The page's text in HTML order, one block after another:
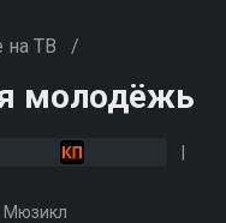
ТВ /
молодёжь
Мюзикл